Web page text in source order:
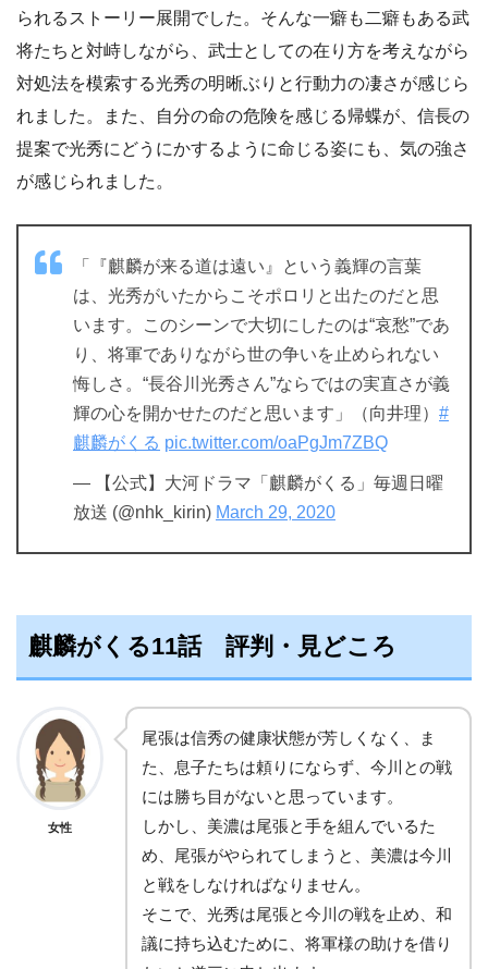
られるストーリー展開でした。そんな一癖も二癖もある武
将たちと対峙しながら、武士としての在り方を考えながら
対処法を模索する光秀の明晰ぶりと行動力の凄さが感じら
れました。また、自分の命の危険を感じる帰蝶が、信長の
提案で光秀にどうにかするように命じる姿にも、気の強さ
が感じられました。
「『麒麟が来る道は遠い』という義輝の言葉
は、光秀がいたからこそポロリと出たのだと思
います。このシーンで大切にしたのは“哀愁”であ
り、将軍でありながら世の争いを止められない
悔しさ。“長谷川光秀さん”ならではの実直さが義
輝の心を開かせたのだと思います」（向井理） #
麒麟がくる pic.twitter.com/oaPgJm7ZBQ
— 【公式】大河ドラマ「麒麟がくる」毎週日曜
放送 (@nhk_kirin) March 29, 2020
麒麟がくる11話 評判・見どころ
女性
尾張は信秀の健康状態が芳しくなく、ま
た、息子たちは頼りにならず、今川との戦
には勝ち目がないと思っています。
しかし、美濃は尾張と手を組んでいるた
め、尾張がやられてしまうと、美濃は今川
と戦をしなければなりません。
そこで、光秀は尾張と今川の戦を止め、和
議に持ち込むために、将軍様の助けを借り